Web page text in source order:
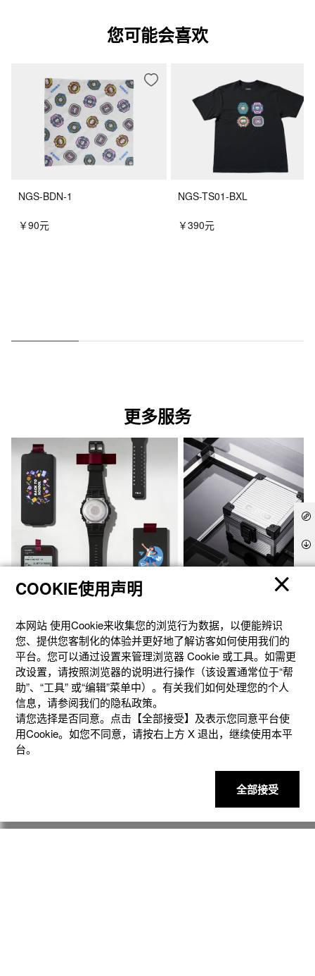
您可能会喜欢
NGS-BDN-1
￥90元
NGS-TS01-BXL
￥390元
更多服务
官方商城个性定制 礼想之选
COOKIE使用声明
本网站 使⽤Cookie来收集您的浏览⾏为数据，以便能辨识
您、提供您客制化的体验并更好地了解访客如何使⽤我们的
平台。您可以通过设置来管理浏览器 Cookie 或⼯具。如需更
改设置，请按照浏览器的说明进⾏操作（该设置通常位于“帮
助”、“⼯具” 或“编辑”菜单中）。有关我们如何处理您的个⼈
信息，请参阅我们的隐私政策。
请您选择是否同意。点击【全部接受】及表示您同意平台使
用Cookie。如您不同意，请按右上⽅ X 退出，继续使⽤本平
台。
全部接受